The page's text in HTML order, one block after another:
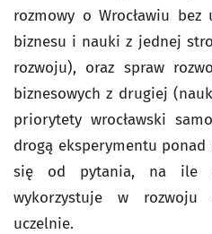
rozmowy o Wrocławiu
biznesu i nauki z jednej
rozwoju), oraz spraw
biznesowych z drugiej
priorytety wrocławski
drogą eksperymentu ponad
się od pytania, na ile
wykorzystuje w rozwoju
uczelnie.